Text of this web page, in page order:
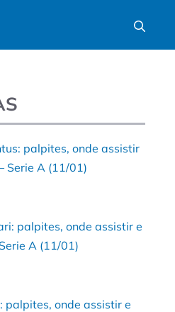
palpites, onde assistir
Serie A (11/01)
palpites, onde assistir e
A (11/01)
palpites, onde assistir e